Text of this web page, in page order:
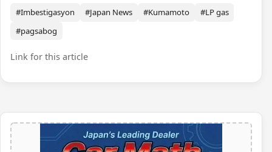
#Imbestigasyon #Japan News #Kumamoto
#LP gas
#pagsabog
Link for this article